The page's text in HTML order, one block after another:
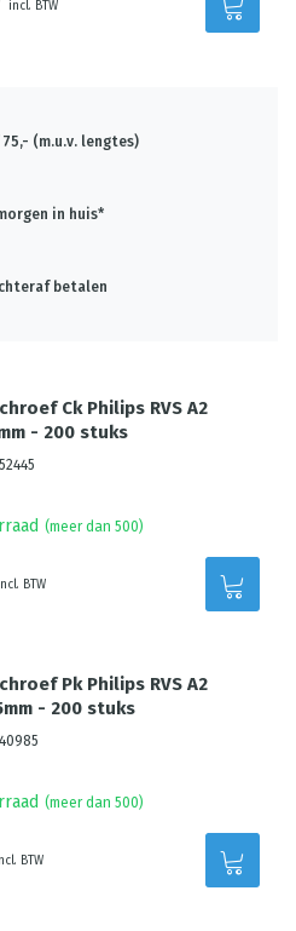
incl. BTW
(m.u.v. lengtes)
in huis*
betalen
Ck Philips RVS A2
- 200 stuks
(meer dan 500)
BTW
Pk Philips RVS A2
- 200 stuks
(meer dan 500)
BTW